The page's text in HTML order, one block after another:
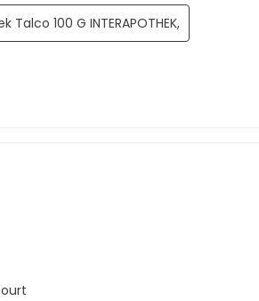
Talco 100 G INTERAPOTHEK,